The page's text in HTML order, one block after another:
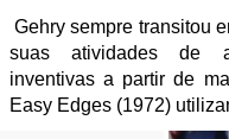
Gehry sempre transitou
suas atividades de
inventivas a partir de
Easy Edges (1972)